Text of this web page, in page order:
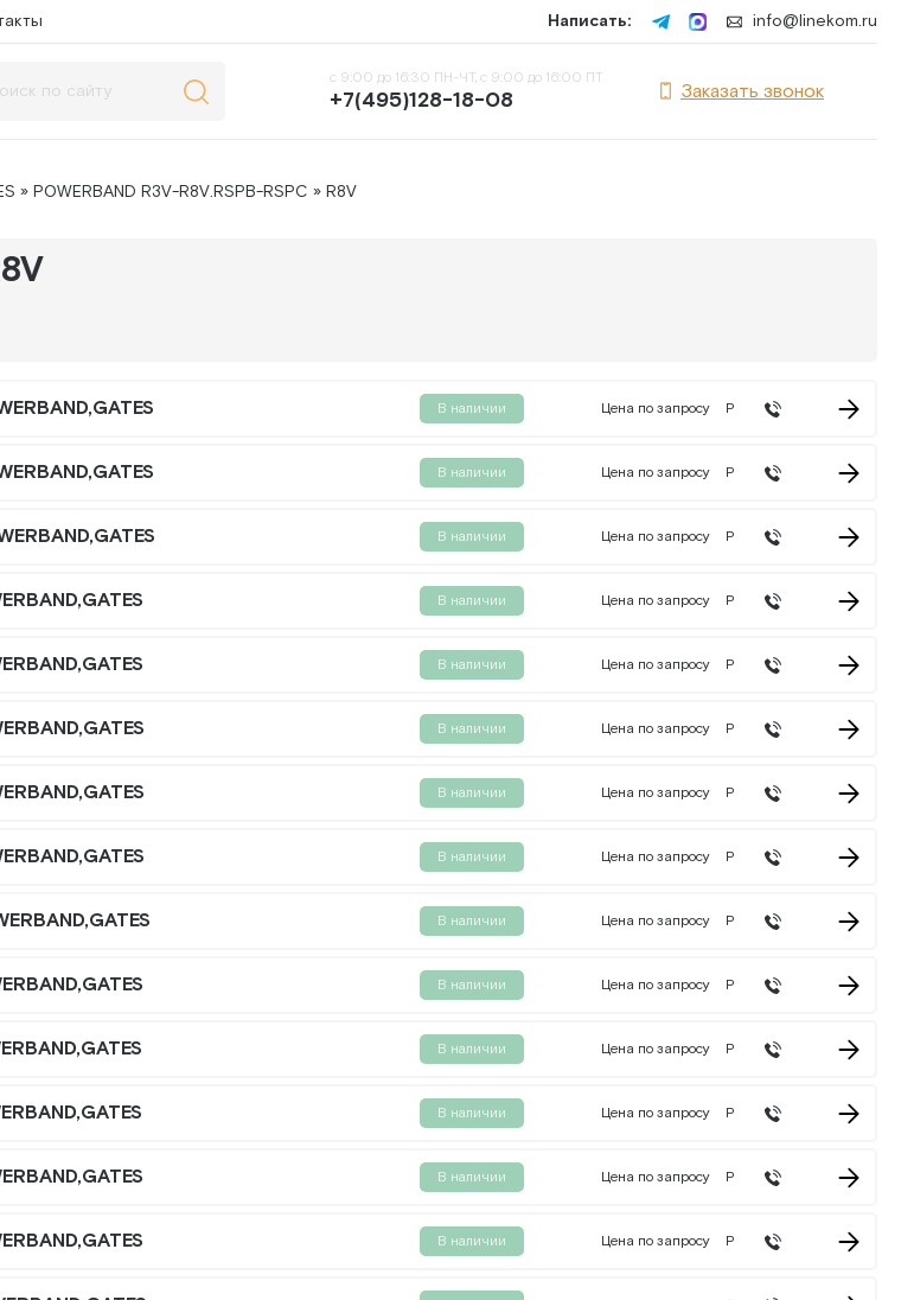
Написать: info@linekom.ru
с 9:00 до 16:30 ПН-ЧТ, с 9:00 до 16:00 ПТ
+7(495)128-18-08 Заказать звонок
» POWERBAND R3V-R8V.RSPB-RSPC » R8V
В наличии Цена по запросу Р
В наличии Цена по запросу Р
В наличии Цена по запросу Р
В наличии Цена по запросу Р
В наличии Цена по запросу Р
В наличии Цена по запросу Р
В наличии Цена по запросу Р
В наличии Цена по запросу Р
В наличии Цена по запросу Р
В наличии Цена по запросу Р
В наличии Цена по запросу Р
В наличии Цена по запросу Р
В наличии Цена по запросу Р
В наличии Цена по запросу Р